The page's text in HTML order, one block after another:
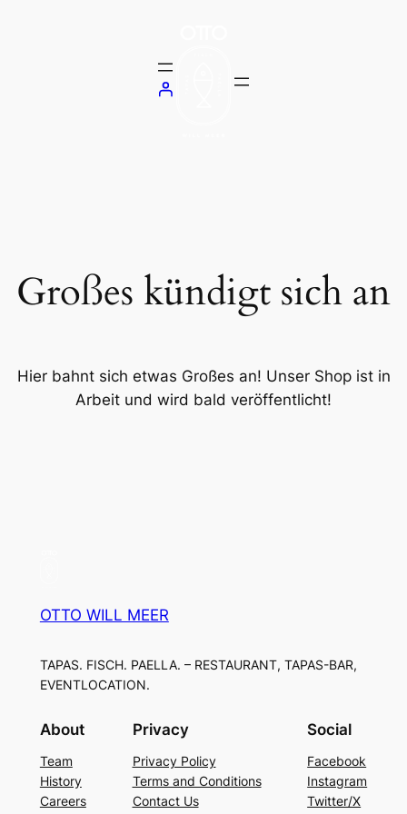
Großes kündigt sich an
Hier bahnt sich etwas Großes an! Unser Shop ist in
Arbeit und wird bald veröffentlicht!
OTTO WILL MEER
TAPAS. FISCH. PAELLA. – RESTAURANT, TAPAS-BAR,
EVENTLOCATION.
About
Team
History
Careers
Privacy
Privacy Policy
Terms and Conditions
Contact Us
Social
Facebook
Instagram
Twitter/X